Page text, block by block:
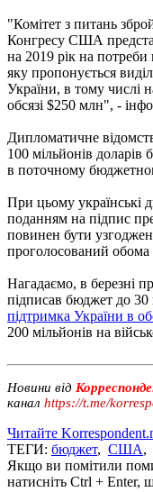
"Комітет з питань
Конгресу США
на 2019 рік на
яку пропонується
України, в тому числі
обсязі $250 млн", -
Дипломатичне
100 мільйонів доларів
в поточному
При цьому українські
поданням на підпис
повинен бути
проголосований обома
Нагадаємо, в березні
підписав бюджет до 30
підтримка України в
200 мільйонів на
Новини від
канал https://t.me/
Читайте
ТЕГИ: бюджет, США,
Якщо ви помітили
натисніть Ctrl + Enter,